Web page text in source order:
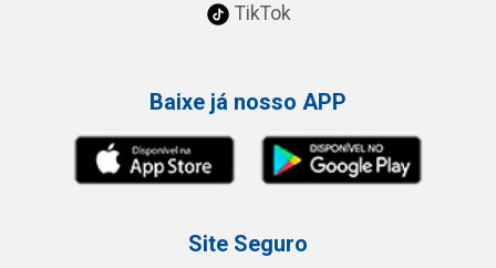
TikTok
Baixe já nosso APP
Site Seguro